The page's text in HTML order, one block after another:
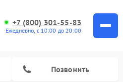
+7 (800) 301-55-83
Ежедневно, с 10:00 до 20:00
Позвонить